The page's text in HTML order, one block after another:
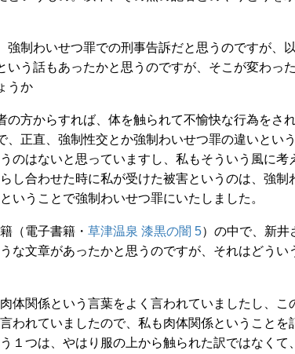
強制わいせつ罪での刑事告訴だと思うのですが、
いう話もあったかと思うのですが、そこが変わっ
うか
の方からすれば、体を触られて不愉快な行為をさ
、正直、強制性交とか強制わいせつ罪の違いとい
のはないと思っていますし、私もそういう風に考
し合わせた時に私が受けた被害というのは、強制
いうことで強制わいせつ罪にいたしました。
（電子書籍・ 草津温泉 漆黒の闇 5）の中で、新井
な文章があったかと思うのですが、それはどうい
体関係という言葉をよく言われていましたし、こ
われていましたので、私も肉体関係ということを
１つは、やはり服の上から触られた訳ではなくて、